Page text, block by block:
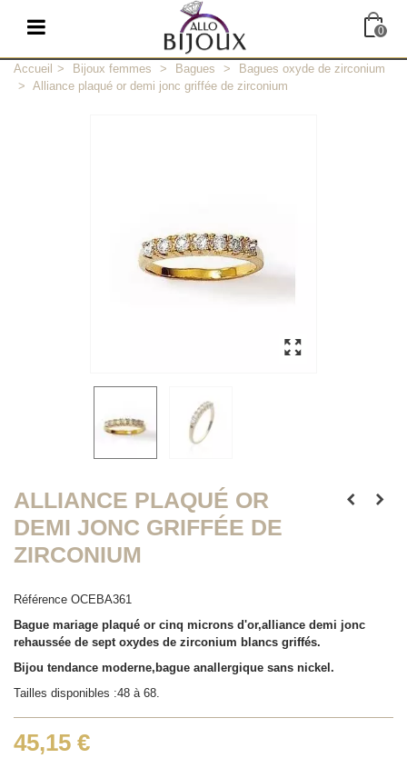
0
Accueil > Bijoux femmes > Bagues >
Bagues oxyde de zirconium
> Alliance plaqué or demi jonc griffée de zirconium
ALLIANCE PLAQUÉ OR
DEMI JONC GRIFFÉE DE
ZIRCONIUM
Référence OCEBA361
Bague mariage plaqué or cinq microns d'or,alliance demi jonc
rehaussée de sept oxydes de zirconium blancs griffés.
Bijou tendance moderne,bague anallergique sans nickel.
Tailles disponibles :48 à 68.
45,15 €